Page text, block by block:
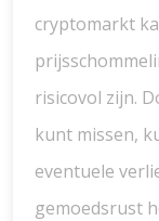
cryptomarkt
risicovol zijn.
kunt missen,
eventuele
gemoedsrust